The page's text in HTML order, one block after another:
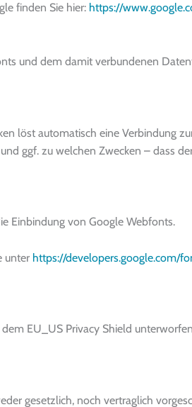
finden Sie hier: https://
und dem damit verbundenen
löst automatisch eine Verbindung
ggf. zu welchen Zwecken – dass
Einbindung von Google Webfonts.
unter https://developers.google.com/
EU_US Privacy Shield unterworfen
gesetzlich, noch vertraglich